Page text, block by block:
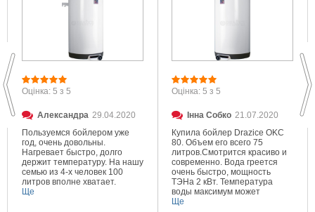
Оцінка: 5 з 5
Александра 29.04.2020
Пользуемся бойлером уже
год, очень довольны.
Нагревает быстро, долго
держит температуру. На нашу
семью из 4-х человек 100
литров вполне хватает.
Ще
Оцінка: 5 з 5
Інна Собко 21.07.2020
Купила бойлер Drazice OKC
80. Объем его всего 75
литров.Смотрится красиво и
современно. Вода греется
очень быстро, мощность
ТЭНа 2 кВт. Температура
воды максимум может
составлять 80 градусов.
Ще